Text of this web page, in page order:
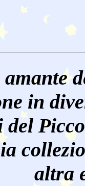
in
altra